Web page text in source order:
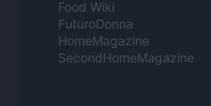
Food Wiki
FuturoDonna
HomeMagazine
SecondHomeMagazine